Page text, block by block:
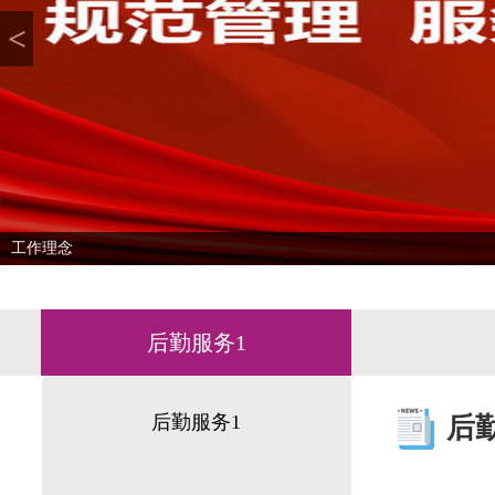
工作理念
<
后勤服务1
后勤服务1 后